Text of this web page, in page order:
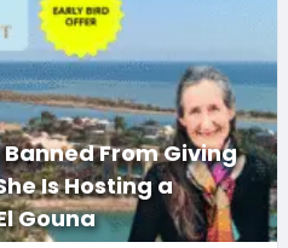
From Giving
Is Hosting a
Gouna